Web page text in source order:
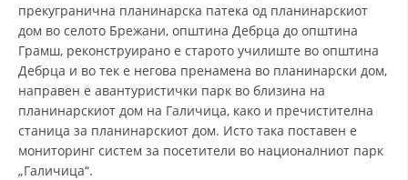
прекугранична планинарска патека од планинарскиот
дом во селото Брежани, општина Дебрца до општина
Грамш, реконструирано е старото училиште во општина
Дебрца и во тек е негова пренамена во планинарски дом,
направен е авантуристички парк во близина на
планинарскиот дом на Галичица, како и пречистителна
станица за планинарскиот дом. Исто така поставен е
мониторинг систем за посетители во националниот парк
„Галичица“.